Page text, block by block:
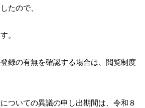
たので、
。
録の有無を確認する場合は、閲覧制度
いての異議の申し出期間は、令和８